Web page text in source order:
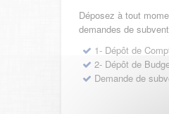
Déposez à tout
demandes de
1- Dépôt de
2- Dépôt de
Demande de